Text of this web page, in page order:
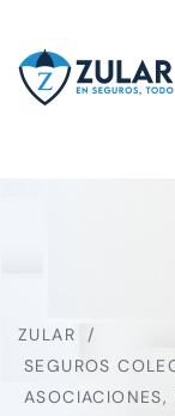
ZULAR
SEGUROS
ASOCIACIONES,